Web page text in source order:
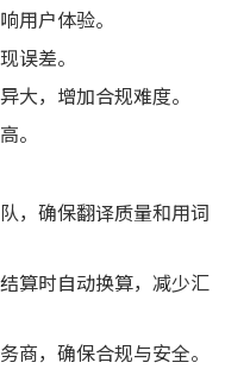
用户体验。
误差。
大，增加合规难度。
。
，确保翻译质量和用词
算时自动换算，减少汇
商，确保合规与安全。